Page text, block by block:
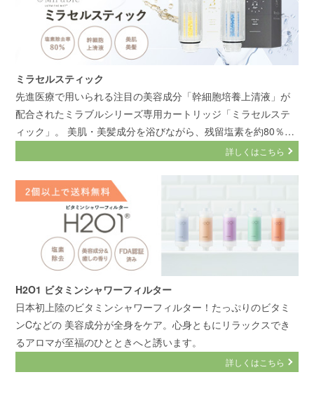
ミラセルスティック
先進医療で用いられる注目の美容成分「幹細胞培養上清液」が
配合されたミラブルシリーズ専用カートリッジ「ミラセルステ
ィック」。 美肌・美髪成分を浴びながら、残留塩素を約80％除
詳しくはこちら
H2O1 ビタミンシャワーフィルター
日本初上陸のビタミンシャワーフィルター！たっぷりのビタミ
ンCなどの 美容成分が全身をケア。心身ともにリラックスでき
るアロマが至福のひとときへと誘います。
詳しくはこちら